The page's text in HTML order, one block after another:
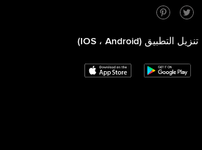
تنزيل التطبيق (iOS ، Android)